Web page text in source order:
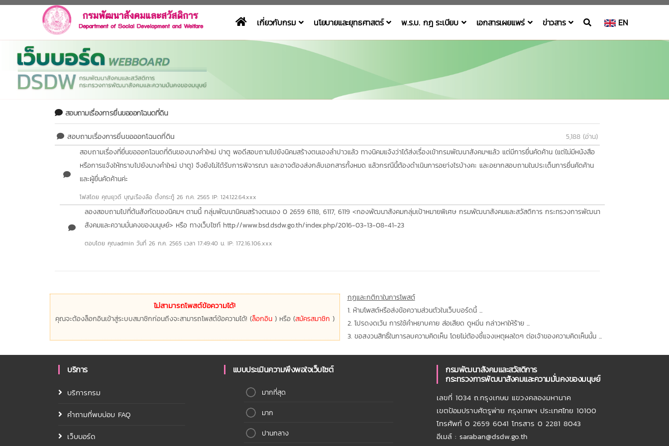
เกี่ยวกับกรม นโยบายและยุทธศาสตร์ พ.ร.บ. กฎ ระเบียบ เอกสารเผยแพร่ ข่าวสาร EN
สอบถามเรื่องการยื่นขอออกโฉนดที่ดิน
สอบถามเรื่องการยื่นขอออกโฉนดที่ดิน
5,188 (อ่าน)
สอบถามเรื่องที่ยื่นขอออกโฉนดที่ดินของนางคำใหม่ ปาตู พอดีสอบถามไปยังนิคมสร้างตนเองลำปาวแล้ว ทางนิคมแจ้งว่าได้ส่งเรื่องเข้ากรมพัฒนาสังคมฯแล้ว แต่มีการยื่นคัดค้าน (แต่ไม่มีหนังสือ
หรือการแจ้งให้ทราบไปยังนางคำใหม่ ปาตู) จึงยังไม่ได้รับการพิจารณา และอาจต้องส่งกลับเอกสารทั้งหมด แล้วกรณีนี้ต้องดำเนินการอยา่งไรบ้างคะ และอยากสอบถามในประเด็นการยื่นคัดค้าน
และผู้ยื่นคัดค้านค่ะ
โฟสโดย คุณยุวดี บุญเรืองลือ ตั้งกระทู้ 26 ก.ค. 2565 IP: 124.122.64.xxx
ลองสอบถามไปที่ต้นสังกัดของนิคมฯ ตามนี้ กลุ่มพัฒนานิคมสร้างตนเอง 0 2659 6118, 6117, 6119 <กองพัฒนาสังคมกลุ่มเป้าหมายพิเศษ กรมพัฒนาสังคมและสวัสดิการ กระทรวงการพัฒนา
สังคมและความมั่นคงของมนุษย์> หรือ ทางเว็บไซท์ http://www.bsd.dsdw.go.th/index.php/2016-03-13-08-41-23
ตอบโดย คุณadmin วันที่ 26 ก.ค. 2565 เวลา 17:49:40 น. IP: 172.16.106.xxx
ไม่สามารถโพสต์ข้อความได้!
คุณจะต้องล็อกอินเข้าสู่ระบบสมาชิกก่อนถึงจะสามารถโพสต์ข้อความได้! (ล็อกอิน ) หรือ (สมัครสมาชิก )
กฏและกติกาในการโพสต์
1. ห้ามโพสต์หรือส่งข้อความส่วนตัวในเว็บบอร์ดนี้ ...
2. โปรดงดเว้น การใช้คำหยาบคาย ส่อเสียด ดูหมิ่น กล่าวหาให้ร้าย ...
3. ขอสงวนสิทธิ์ในการลบความคิดเห็น โดยไม่ต้องชี้แจงเหตุผลใดๆ ต่อเจ้าของความคิดเห็นนั้น ...
บริการ
บริการกรม
คำถามที่พบบ่อบ FAQ
เว็บบอร์ด
แบบประเมินความพึงพอใจเว็บไซต์
มากที่สุด
มาก
ปานกลาง
กรมพัฒนาสังคมและสวัสดิการ
กระทรวงการพัฒนาสังคมและความมั่นคงของมนุษย์
เลขที่ 1034 ถ.กรุงเกษม แขวงคลองมหานาค
เขตป้อมปราบศัตรูพ่าย กรุงเทพฯ ประเทศไทย 10100
โทรศัพท์ 0 2659 6041 โทรสาร 0 2281 8043
อีเมล์ : saraban@dsdw.go.th